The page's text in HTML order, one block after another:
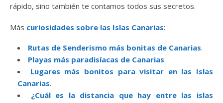
rápido, sino también te contamos todos sus secretos.
Más curiosidades sobre las Islas Canarias:
Rutas de Senderismo más bonitas de Canarias.
Playas más paradisíacas de Canarias.
Lugares más bonitos para visitar en las Islas
Canarias.
¿Cuál es la distancia que hay entre las islas